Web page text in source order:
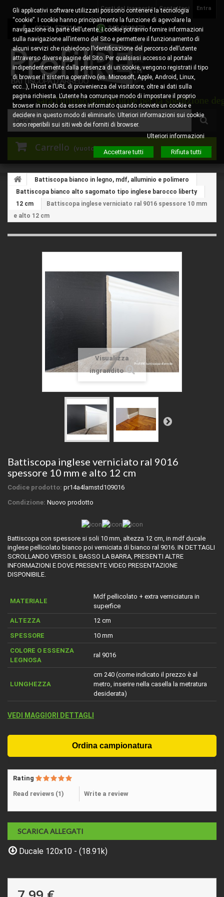
Entra
Contattaci
Costi del trasporto
0522 - 578310 345.8829473
Carrello (vuoto)
sarà l'ultimo giorno utile per la spedizione degli
Battiscopa bianco in legno, mdf, alluminio e polimero
Battiscopa bianco alto sagomato tipo inglese barocco liberty
12 cm
Battiscopa inglese verniciato ral 9016 spessore 10 mm
e alto 12 cm
Visualizza
ingrandito
Battiscopa inglese verniciato ral 9016
spessore 10 mm e alto 12 cm
Codice prodotto: pr14a4lamstd109016
Condizione: Nuovo prodotto
Battiscopa con spessore si soli 10 mm, altezza 12 cm, in mdf ducale
inglese pellicolato bianco poi verniciata di bianco ral 9016. IN DETTAGLI
SCROLLANDO VERSO IL BASSO LA BARRA, PRESENTI ALTRE
INFORMAZIONI E DOVE PRESENTE VIDEO PRESENTAZIONE
DISPONIBILE.
MATERIALE
Mdf pellicolato + extra verniciatura in
superfice
ALTEZZA
12 cm
SPESSORE
10 mm
COLORE O ESSENZA
LEGNOSA
ral 9016
LUNGHEZZA
cm 240 (come indicato il prezzo è al
metro, inserire nella casella la metratura
desiderata)
VEDI MAGGIORI DETTAGLI
Rating
Read reviews (1) Write a review
SCARICA ALLEGATI
Ducale 120x10 - (18.91k)
Gli applicativi software utilizzati possono contenere la tecnologia
“cookie”. I cookie hanno principalmente la funzione di agevolare la
navigazione da parte dell’utente. I cookie potranno fornire informazioni
sulla navigazione all’interno del Sito e permettere il funzionamento di
alcuni servizi che richiedono l’identificazione del percorso dell’utente
attraverso diverse pagine del Sito. Per qualsiasi accesso al portale
indipendentemente dalla presenza di un cookie, vengono registrati il tipo
di browser il sistema operativo (es. Microsoft, Apple, Android, Linux,
ecc…), l’Host e l’URL di provenienza del visitatore, oltre ai dati sulla
pagina richiesta. L’utente ha comunque modo di impostare il proprio
browser in modo da essere informato quando ricevete un cookie e
decidere in questo modo di eliminarlo. Ulteriori informazioni sui cookie
sono reperibili sui siti web dei forniti di browser.
Ulteriori informazioni
Accettare tutti Rifiuta tutti